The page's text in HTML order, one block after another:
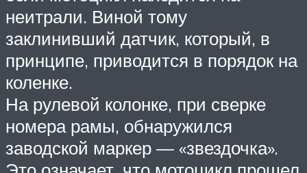
неитрали. Виной тому
заклинивший датчик, который, в
принципе, приводится в порядок на
коленке.
На рулевой колонке, при сверке
номера рамы, обнаружился
заводской маркер — «звездочка».